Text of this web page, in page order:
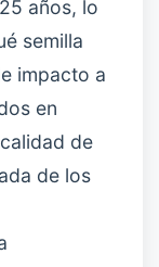
años, lo
semilla
impacto a
en
de
de los